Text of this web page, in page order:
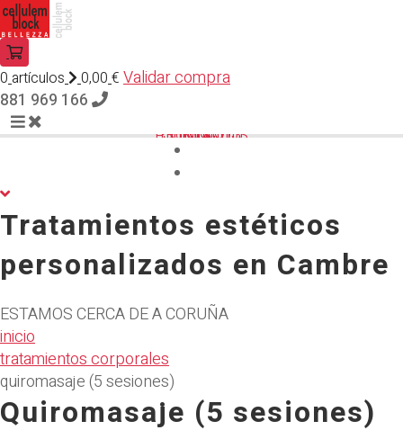
0 artículos 0,00 € Validar compra
881 969 166
INICIO
SERVICIOS
PRODUCTOS
CONTACTO
Tratamientos estéticos
personalizados en Cambre
ESTAMOS CERCA DE A CORUÑA
inicio
tratamientos corporales
quiromasaje (5 sesiones)
Quiromasaje (5 sesiones)